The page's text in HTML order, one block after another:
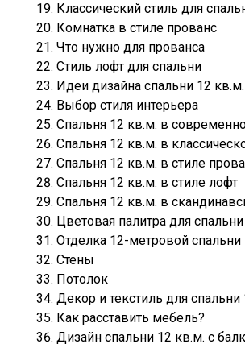
Классический стиль для
Комнатка в стиле прованс
Что нужно для прованса
Стиль лофт для спальни
Идеи дизайна спальни 12
Выбор стиля интерьера
Спальня 12 кв.м. в
Спальня 12 кв.м. в
Спальня 12 кв.м. в стиле
Спальня 12 кв.м. в стиле лофт
Спальня 12 кв.м. в
Цветовая палитра для
Отделка 12-метровой спальни
Стены
Потолок
Декор и текстиль для спальни
Как расставить мебель?
Дизайн спальни 12 кв.м. с